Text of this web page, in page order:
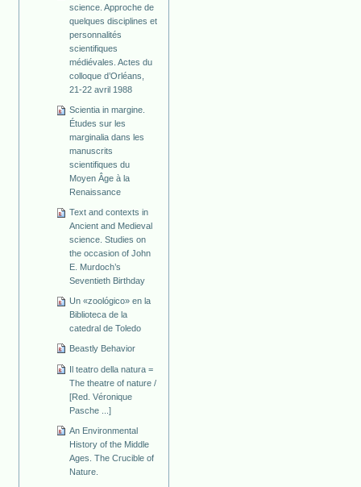
science. Approche de
quelques disciplines et
personnalités
scientifiques
médiévales. Actes du
colloque d’Orléans,
21-22 avril 1988
Scientia in margine.
Études sur les
marginalia dans les
manuscrits
scientifiques du
Moyen Âge à la
Renaissance
Text and contexts in
Ancient and Medieval
science. Studies on
the occasion of John
E. Murdoch’s
Seventieth Birthday
Un «zoológico» en la
Biblioteca de la
catedral de Toledo
Beastly Behavior
Il teatro della natura =
The theatre of nature /
[Red. Véronique
Pasche ...]
An Environmental
History of the Middle
Ages. The Crucible of
Nature.